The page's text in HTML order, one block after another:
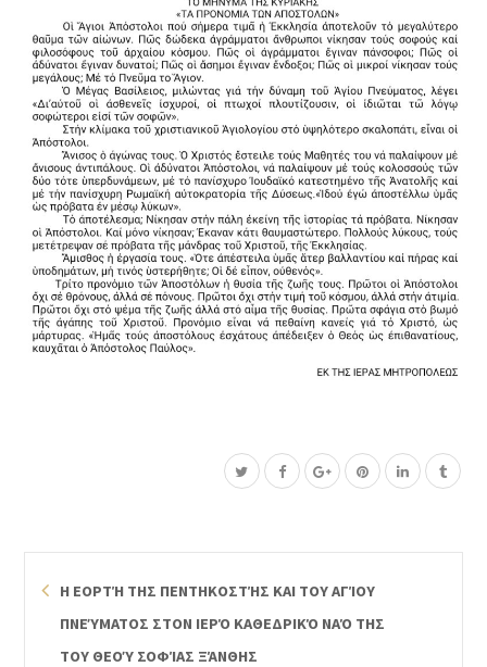
Η ΕΟΡΤΉ ΤΗΣ ΠΕΝΤΗΚΟΣΤΉΣ ΚΑΙ ΤΟΥ ΑΓΊΟΥ
ΠΝΕΎΜΑΤΟΣ ΣΤΟΝ ΙΕΡΌ ΚΑΘΕΔΡΙΚΌ ΝΑΌ ΤΗΣ
ΤΟΥ ΘΕΟΎ ΣΟΦΊΑΣ ΞΆΝΘΗΣ